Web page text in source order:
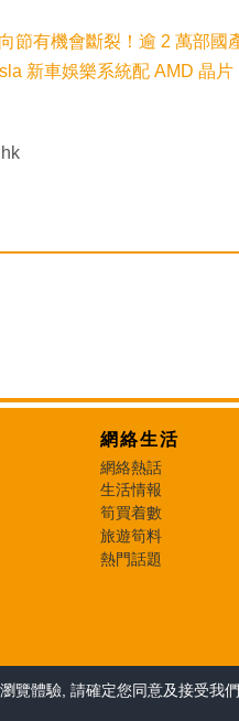
節有機會斷裂！逾 2 萬部國
新車娛樂系統配 AMD 晶
網絡生活
網絡熱話
生活情報
筍買着數
旅遊筍料
熱門話題
覽體驗, 請確定您同意及接受我